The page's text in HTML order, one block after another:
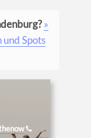
»
und Spots